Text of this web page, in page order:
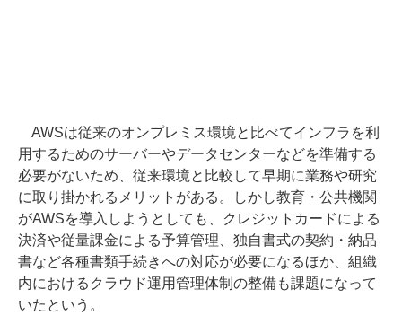
AWSは従来のオンプレミス環境と比べてインフラを利
用するためのサーバーやデータセンターなどを準備する
必要がないため、従来環境と比較して早期に業務や研究
に取り掛かれるメリットがある。しかし教育・公共機関
がAWSを導入しようとしても、クレジットカードによる
決済や従量課金による予算管理、独自書式の契約・納品
書など各種書類手続きへの対応が必要になるほか、組織
内におけるクラウド運用管理体制の整備も課題になって
いたという。